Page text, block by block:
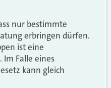
nur bestimmte
erbringen dürfen.
ist eine
Im Falle eines
kann gleich